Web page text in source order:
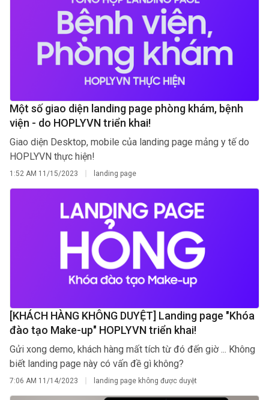
Một số giao diện landing page phòng khám, bệnh
viện - do HOPLYVN triển khai!
Giao diện Desktop, mobile của landing page mảng y tế do
HOPLYVN thực hiện!
1:52 AM 11/15/2023 landing page
[KHÁCH HÀNG KHÔNG DUYỆT] Landing page "Khóa
đào tạo Make-up" HOPLYVN triển khai!
Gửi xong demo, khách hàng mất tích từ đó đến giờ ... Không
biết landing page này có vấn đề gì không?
7:06 AM 11/14/2023 landing page không được duyệt